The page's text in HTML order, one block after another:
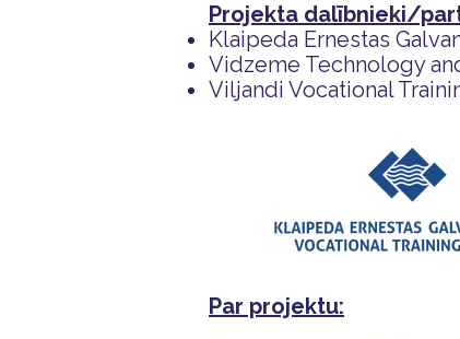
Projekta dalībnieki/
Klaipeda Ernestas
Vidzeme Technology
Viljandi Vocational
Par projektu: